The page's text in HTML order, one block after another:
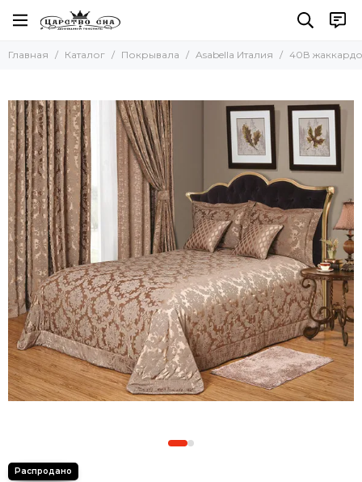
Покрывала
Легкие покрывала-пледы
Asabella Италия
TIVOLYO HOME (Тиволи Хоум)
SOFI De MARCO
Главная Каталог Покрывала Asabella Италия 40В